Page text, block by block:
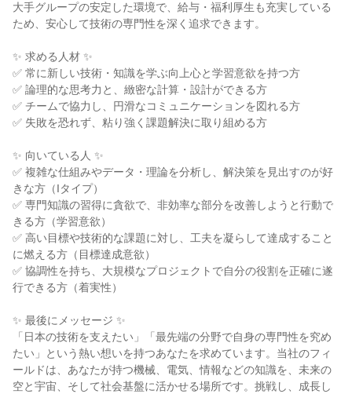
大手グループの安定した環境で、給与・福利厚生も充実している
ため、安心して技術の専門性を深く追求できます。
✨ 求める人材 ✨
✅ 常に新しい技術・知識を学ぶ向上心と学習意欲を持つ方
✅ 論理的な思考力と、緻密な計算・設計ができる方
✅ チームで協力し、円滑なコミュニケーションを図れる方
✅ 失敗を恐れず、粘り強く課題解決に取り組める方
✨ 向いている人 ✨
✅ 複雑な仕組みやデータ・理論を分析し、解決策を見出すのが好
きな方（Iタイプ）
✅ 専門知識の習得に貪欲で、非効率な部分を改善しようと行動で
きる方（学習意欲）
✅ 高い目標や技術的な課題に対し、工夫を凝らして達成すること
に燃える方（目標達成意欲）
✅ 協調性を持ち、大規模なプロジェクトで自分の役割を正確に遂
行できる方（着実性）
✨ 最後にメッセージ ✨
「日本の技術を支えたい」「最先端の分野で自身の専門性を究め
たい」という熱い想いを持つあなたを求めています。当社のフィ
ールドは、あなたが持つ機械、電気、情報などの知識を、未来の
空と宇宙、そして社会基盤に活かせる場所です。挑戦し、成長し